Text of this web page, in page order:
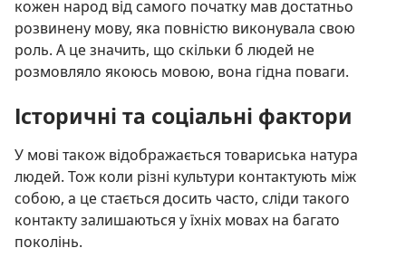
кожен народ від самого початку мав достатньо
розвинену мову, яка повністю виконувала свою
роль. А це значить, що скільки б людей не
розмовляло якоюсь мовою, вона гідна поваги.
Історичні та соціальні фактори
У мові також відображається товариська натура
людей. Тож коли різні культури контактують між
собою, а це стається досить часто, сліди такого
контакту залишаються у їхніх мовах на багато
поколінь.